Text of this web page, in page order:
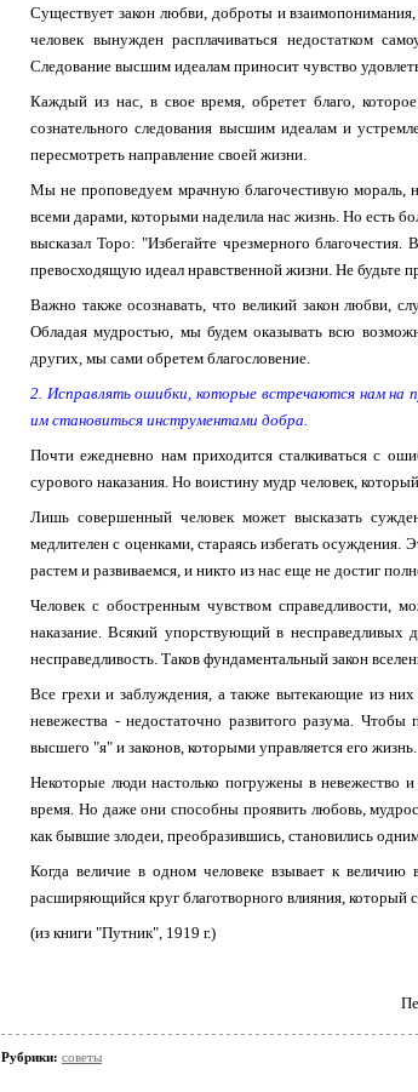
Существует закон любви, доброты и
человек вынужден расплачиваться недостатком
Следование высшим идеалам приносит чувство
Каждый из нас, в свое время, обретет благо,
сознательного следования высшим идеалам и
пересмотреть направление своей жизни.
Мы не проповедуем мрачную благочестивую мораль,
всеми дарами, которыми наделила нас жизнь. Но есть
высказал Торо: "Избегайте чрезмерного
превосходящую идеал нравственной жизни. Не будьте
Важно также осознавать, что великий закон любви,
Обладая мудростью, мы будем оказывать всю
других, мы сами обретем благословение.
2. Исправлять ошибки, которые встречаются нам
им становиться инструментами добра.
Почти ежедневно нам приходится сталкиваться с
сурового наказания. Но воистину мудр человек,
Лишь совершенный человек может высказать
медлителен с оценками, стараясь избегать
растем и развиваемся, и никто из нас еще не достиг
Человек с обостренным чувством справедливости,
наказание. Всякий упорствующий в несправедливых
несправедливость. Таков фундаментальный закон
Все грехи и заблуждения, а также вытекающие из них
невежества - недостаточно развитого разума.
высшего "я" и законов, которыми управляется его жизнь.
Некоторые люди настолько погружены в невежество
время. Но даже они способны проявить любовь,
как бывшие злодеи, преобразившись, становились
Когда величие в одном человеке взывает к
расширяющийся круг благотворного влияния, который
(из книги "Путник", 1919 г.)
Рубрики: советы